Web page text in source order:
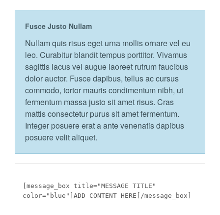
Fusce Justo Nullam
Nullam quis risus eget urna mollis ornare vel eu
leo. Curabitur blandit tempus porttitor. Vivamus
sagittis lacus vel augue laoreet rutrum faucibus
dolor auctor. Fusce dapibus, tellus ac cursus
commodo, tortor mauris condimentum nibh, ut
fermentum massa justo sit amet risus. Cras
mattis consectetur purus sit amet fermentum.
Integer posuere erat a ante venenatis dapibus
posuere velit aliquet.
[message_box title="MESSAGE TITLE"
color="blue"]ADD CONTENT HERE[/message_box]